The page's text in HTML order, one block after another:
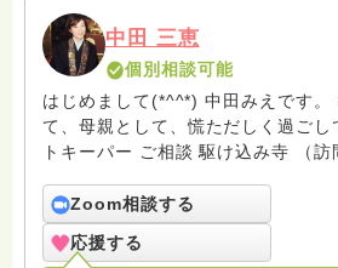
中田 三恵
個別相談可能
はじめまして(*^^*) 中田みえです。
て、母親として、慌ただしく過ごしてお
トキーパー ご相談 駆け込み寺 （訪
ターミナルケア、看取り、グリーフ
死、産前産後うつ、育児、DV、デ
PTSD、傾聴トレーナー、手話、要
Zoom相談する
応援する